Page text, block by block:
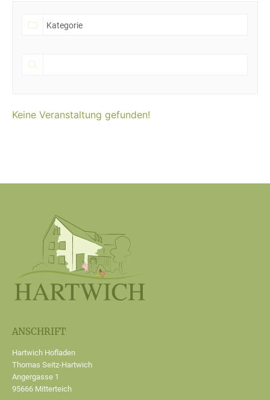
Keine Veranstaltung gefunden!
ANSCHRIFT
Hartwich Hofladen
Thomas Seitz-Hartwich
Angergasse 1
95666 Mitterteich